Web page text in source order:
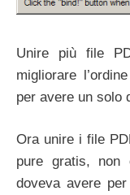
Unire più file
migliorare
per avere un solo
Ora unire i file
pure gratis, non
doveva avere